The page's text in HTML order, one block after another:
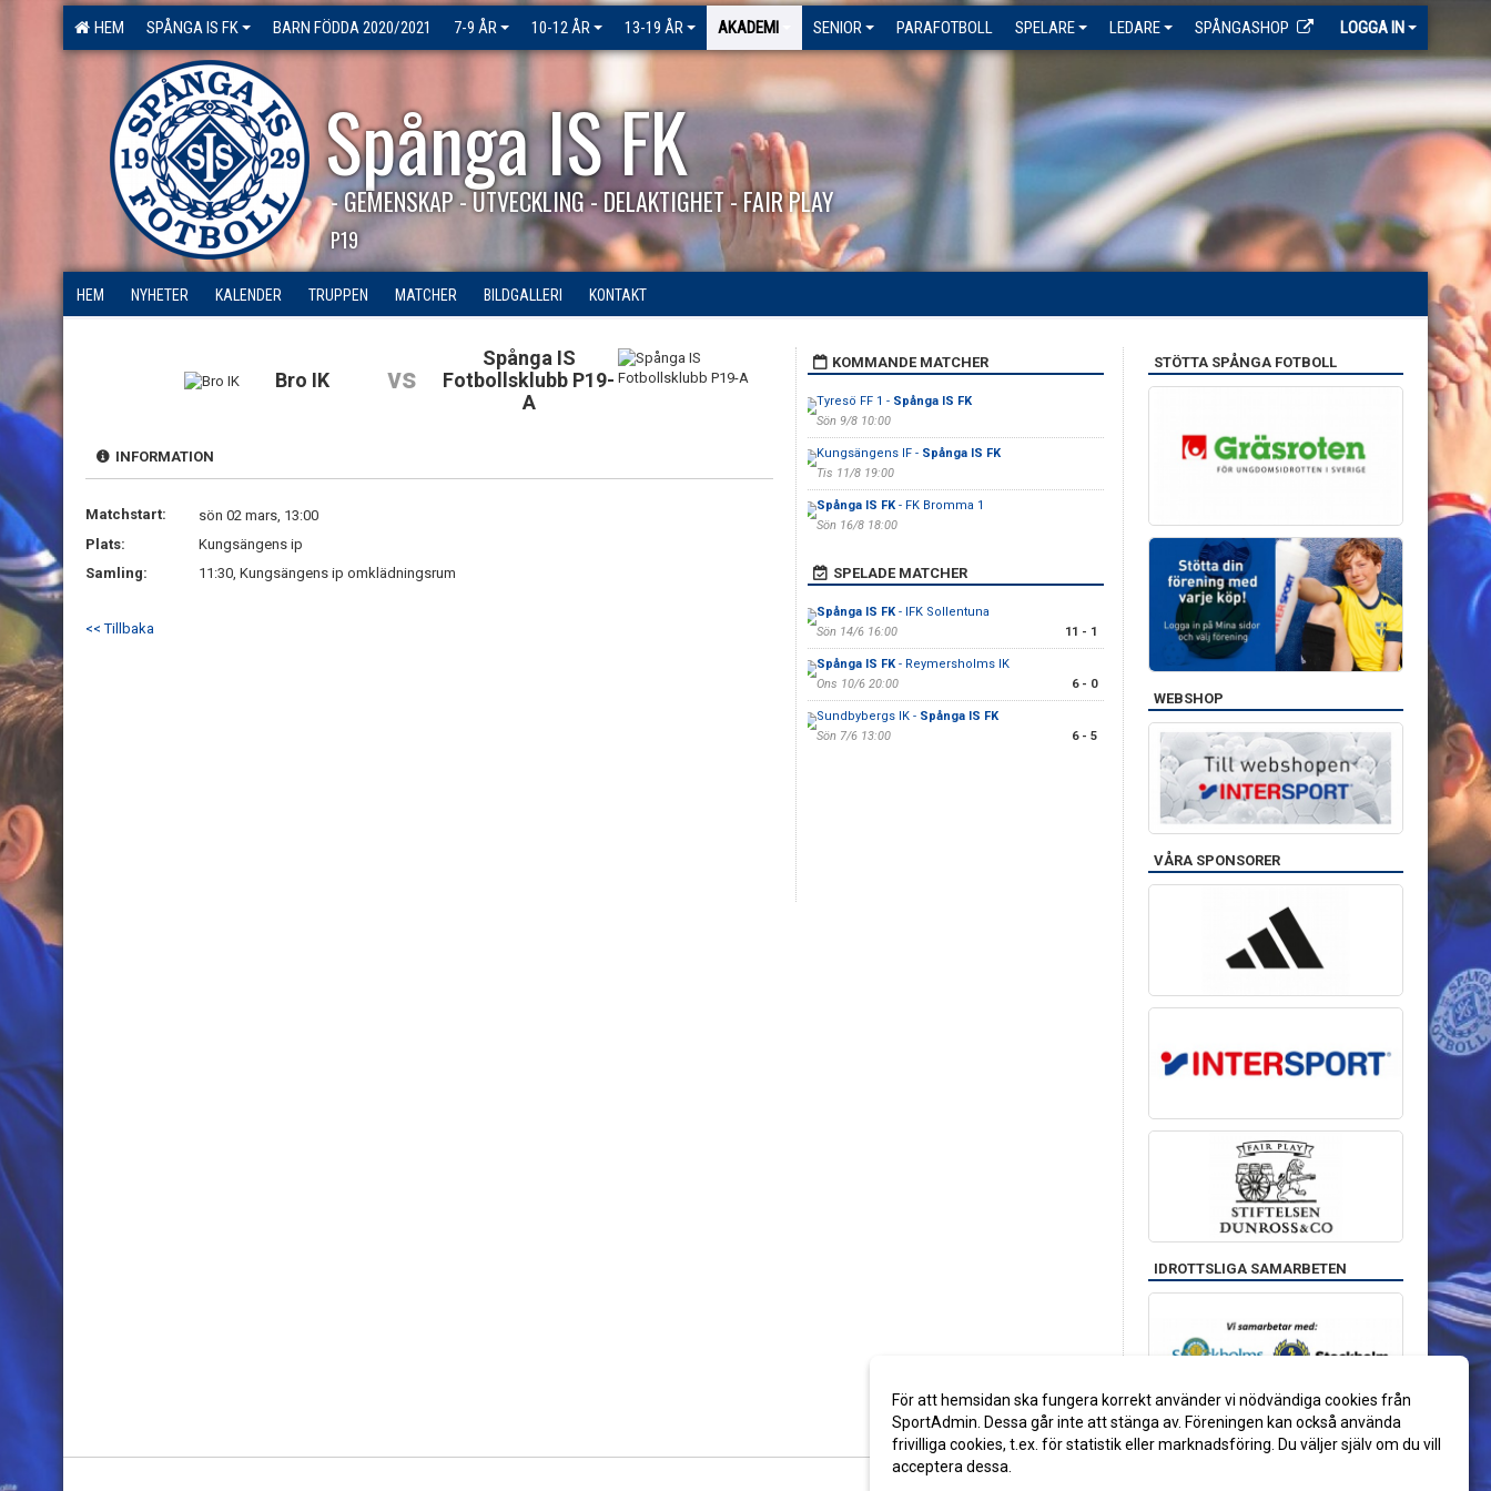
HEM SPÅNGA IS FK BARN FÖDDA 2020/2021 7-9 ÅR 10-12 ÅR 13-19 ÅR AKADEMI SENIOR PARAFOTBOLL SPELARE LEDARE SPÅNGASHOP LOGGA IN
Spånga IS FK
- GEMENSKAP - UTVECKLING - DELAKTIGHET - FAIR PLAY
P19
HEM NYHETER KALENDER TRUPPEN MATCHER BILDGALLERI KONTAKT
Bro IK vs
Spånga IS
Fotbollsklubb P19-
A
INFORMATION
Matchstart:
sön 02 mars, 13:00
Plats:
Kungsängens ip
Samling:
11:30, Kungsängens ip omklädningsrum
<< Tillbaka
KOMMANDE MATCHER
Tyresö FF 1 - Spånga IS FK
Sön 9/8 10:00
Kungsängens IF - Spånga IS FK
Tis 11/8 19:00
Spånga IS FK- FK Bromma 1
Sön 16/8 18:00
SPELADE MATCHER
Spånga IS FK- IFK Sollentuna
Sön 14/6 16:00
11 - 1
Spånga IS FK- Reymersholms IK
Ons 10/6 20:00
6 - 0
Sundbybergs IK - Spånga IS FK
Sön 7/6 13:00
6 - 5
STÖTTA SPÅNGA FOTBOLL
WEBSHOP
VÅRA SPONSORER
IDROTTSLIGA SAMARBETEN
För att hemsidan ska fungera korrekt använder vi nödvändiga cookies från
SportAdmin. Dessa går inte att stänga av. Föreningen kan också använda
frivilliga cookies, t.ex. för statistik eller marknadsföring. Du väljer själv om du vill
acceptera dessa.